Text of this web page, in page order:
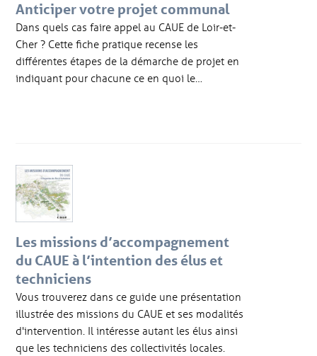
Anticiper votre projet communal
Dans quels cas faire appel au CAUE de Loir-et-
Cher ? Cette fiche pratique recense les
différentes étapes de la démarche de projet en
indiquant pour chacune ce en quoi le…
Les missions d’accompagnement
du CAUE à l’intention des élus et
techniciens
Vous trouverez dans ce guide une présentation
illustrée des missions du CAUE et ses modalités
d'intervention. Il intéresse autant les élus ainsi
que les techniciens des collectivités locales.